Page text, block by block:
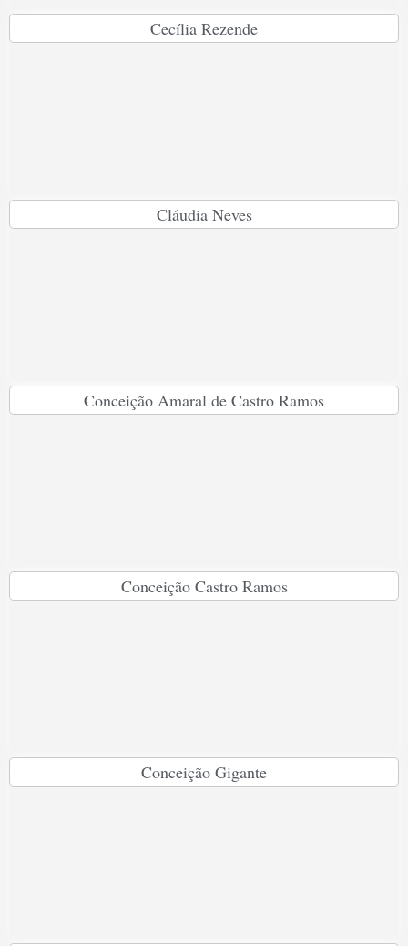
Cecília Rezende
Cláudia Neves
Conceição Amaral de Castro Ramos
Conceição Castro Ramos
Conceição Gigante